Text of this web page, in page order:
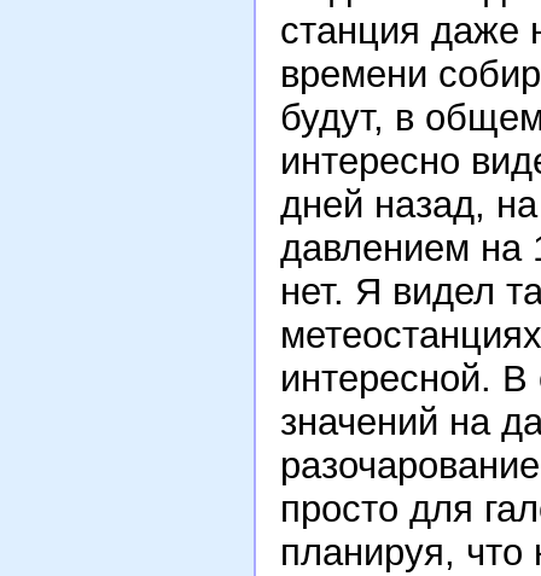
станция даже
времени
будут, в
интересно
дней назад,
давлением на
нет. Я видел
интересной.
значений на
просто для
планируя, что